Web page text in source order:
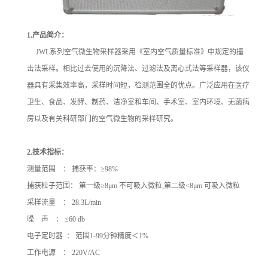
1.产品简介：
JWL系列空气微生物采样器采用《室内空气质量标准》中规定的撞
击法采样。相比过去使用的沉降法、过滤法及离心式法等采样器，该仪
器具有采集效率高，采样时间短，检测范围全的优点。广泛应用在医疗
卫生、食品、发酵、制药、洁净室和车间、手术室、室内环境、无菌病
房以及有关科研部门的空气微生物的采样研究。
2.技术指标：
测量范围 ： 捕获率：≥98%
捕获粒子范围： 第一级≥8μm 不可吸入微粒,第二级<8μm 可吸入微粒
采样流量 ： 28.3L/min
噪 声 ： ≤60 db
电子定时器 ： 范围1-99分钟精度＜1%
工作电源 ： 220V/AC